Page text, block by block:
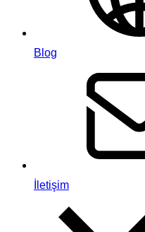
Blog
İletişim